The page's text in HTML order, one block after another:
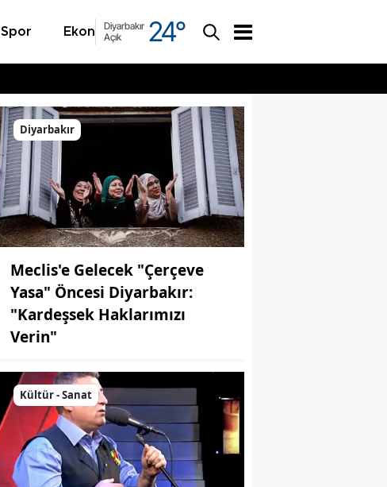
Spor Ekonomi Asayiş
Diyarbakır
Açık
24°
Diyarbakır
Meclis'e Gelecek "Çerçeve
Yasa" Öncesi Diyarbakır:
"Kardeşsek Haklarımızı
Verin"
Kültür - Sanat